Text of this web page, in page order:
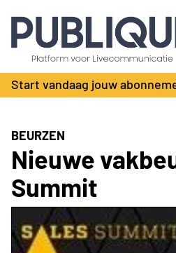
Industry Dashboard
Vacatures
Kalender
Producten
Bedrijvengids
Locatie Finder
Contact
Adverteren
Abonnementen
Start vandaag jouw
BEURZEN
Nieuwe
Summit